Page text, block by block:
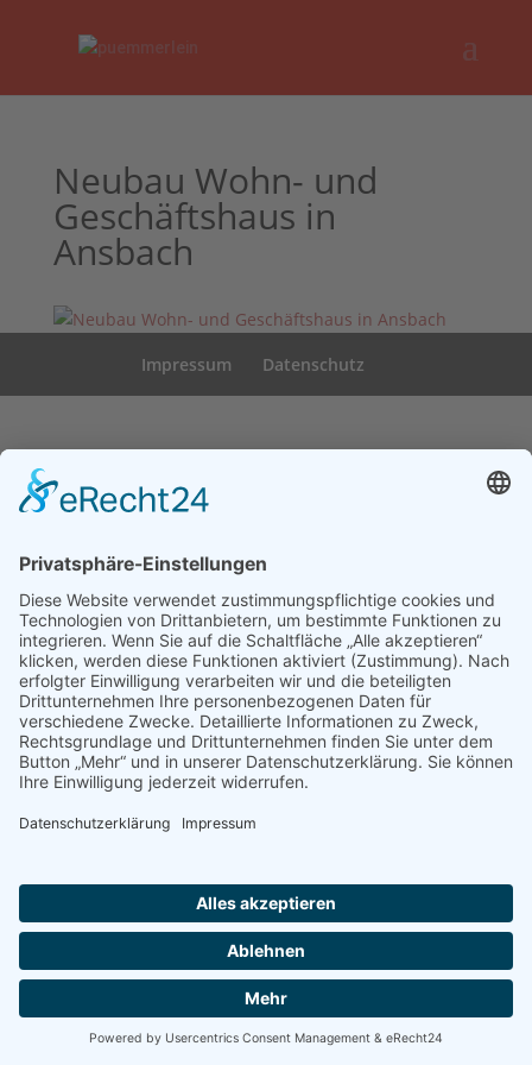
Neubau Wohn- und
Geschäftshaus in
Ansbach
Impressum Datenschutz